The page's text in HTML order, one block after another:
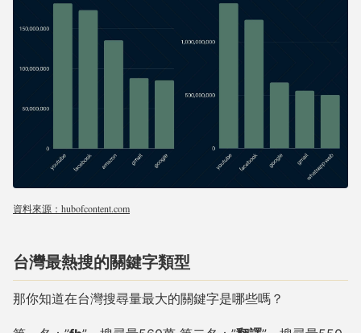
資料來源：hubofcontent.com
台灣最熱搜的關鍵字類型
那你知道在台灣搜尋量最大的關鍵字是哪些嗎？